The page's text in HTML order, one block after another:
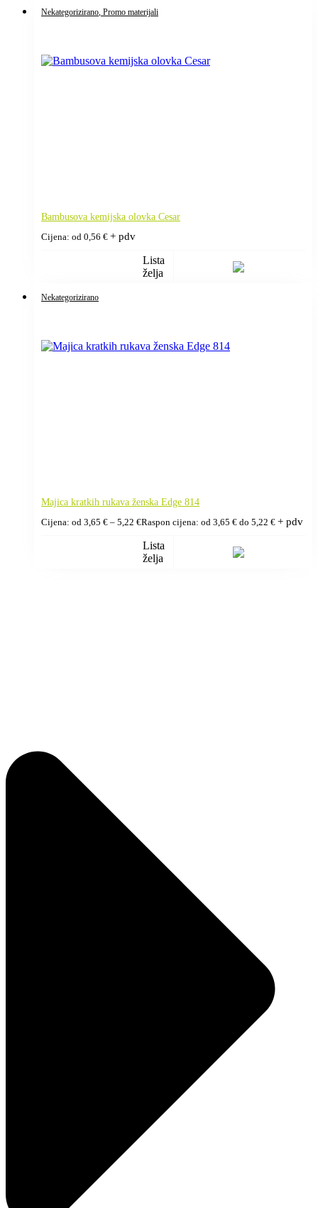
Nekategorizirano , Promo materijali
Bambusova kemijska olovka Cesar
Cijena: od 0,56 € + pdv
Lista
želja
Nekategorizirano
Majica kratkih rukava ženska Edge 814
Cijena: od 3,65 € – 5,22 €Raspon cijena: od 3,65 € do 5,22 € + pdv
Lista
želja